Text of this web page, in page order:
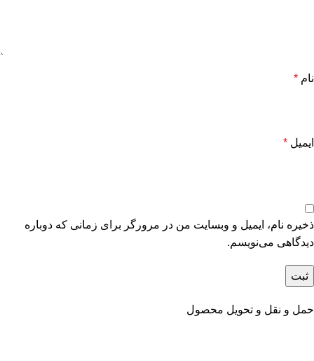
نام *
ایمیل *
ذخیره نام، ایمیل و وبسایت من در مرورگر برای زمانی که دوباره
دیدگاهی می‌نویسم.
حمل و نقل و تحویل محصول